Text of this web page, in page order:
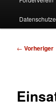
← Vorheriger